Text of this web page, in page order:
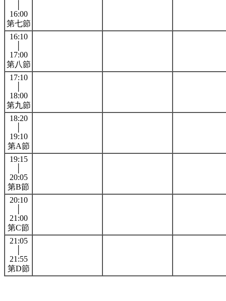
16:00
第七節
16:10
17:00
第八節
17:10
18:00
第九節
18:20
19:10
第A節
19:15
20:05
第B節
20:10
21:00
第C節
21:05
21:55
第D節